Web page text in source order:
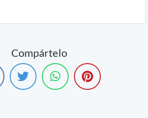
Compártelo